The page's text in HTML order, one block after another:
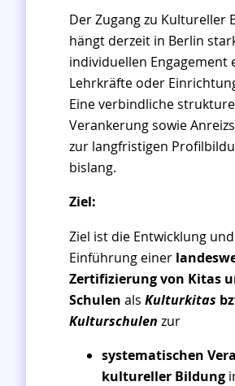
Der Zugang zu Kultureller
hängt derzeit in Berlin
individuellen Engagement
Lehrkräfte oder
Eine verbindliche
Verankerung sowie
zur langfristigen
bislang.
Ziel:
Ziel ist die Entwicklung und
Einführung einer
Zertifizierung von Kitas
Schulen als Kulturkitas
Kulturschulen zur
systematischen
kultureller Bildung